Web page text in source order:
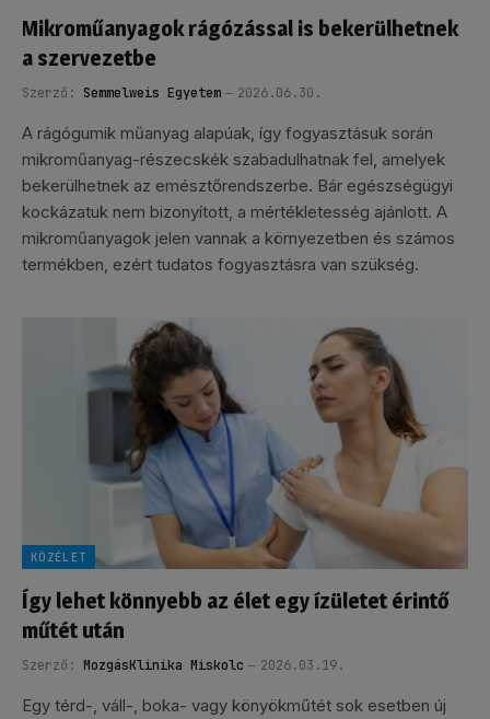
Mikroműanyagok rágózással is bekerülhetnek
a szervezetbe
Szerző: Semmelweis Egyetem 2026.06.30.
A rágógumik műanyag alapúak, így fogyasztásuk során
mikroműanyag-részecskék szabadulhatnak fel, amelyek
bekerülhetnek az emésztőrendszerbe. Bár egészségügyi
kockázatuk nem bizonyított, a mértékletesség ajánlott. A
mikroműanyagok jelen vannak a környezetben és számos
termékben, ezért tudatos fogyasztásra van szükség.
KÖZÉLET
Így lehet könnyebb az élet egy ízületet érintő
műtét után
Szerző: MozgásKlinika Miskolc 2026.03.19.
Egy térd-, váll-, boka- vagy könyökműtét sok esetben új